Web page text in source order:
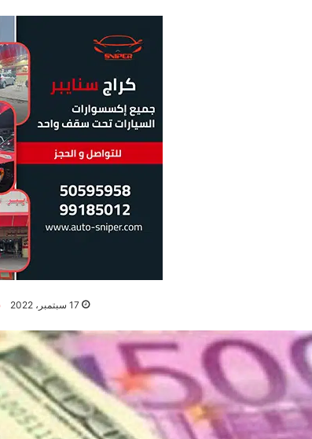
17 سبتمبر، 2022